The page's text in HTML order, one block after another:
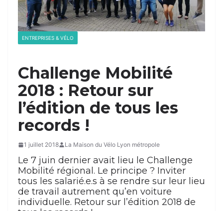
ENTREPRISES & VÉLO
Challenge Mobilité
2018 : Retour sur
l’édition de tous les
records !
1 juillet 2018 La Maison du Vélo Lyon métropole
Le 7 juin dernier avait lieu le Challenge
Mobilité régional. Le principe ? Inviter
tous les salarié.e.s à se rendre sur leur lieu
de travail autrement qu’en voiture
individuelle. Retour sur l’édition 2018 de